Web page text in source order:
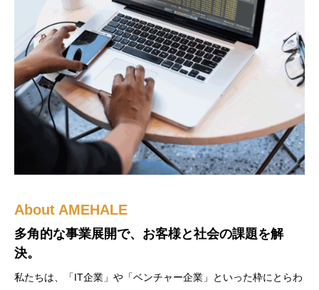
About AMEHALE
多角的な事業展開で、お客様と社会の課題を解
決。
私たちは、「IT企業」や「ベンチャー企業」といった枠にとらわ